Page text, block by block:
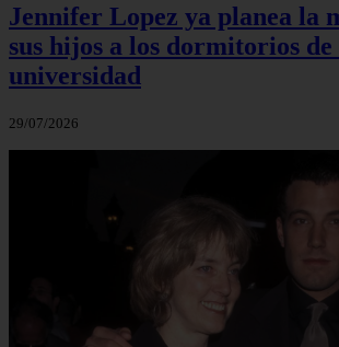
Jennifer Lopez ya planea la
sus hijos a los dormitorios de
universidad
29/07/2026